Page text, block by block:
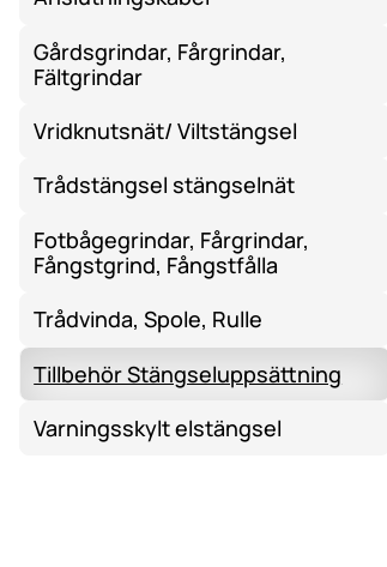
Gårdsgrindar, Fårgrindar,
Fältgrindar
Vridknutsnät/ Viltstängsel
Trådstängsel stängselnät
Fotbågegrindar, Fårgrindar,
Fångstgrind, Fångstfålla
Trådvinda, Spole, Rulle
Tillbehör Stängseluppsättning
Varningsskylt elstängsel